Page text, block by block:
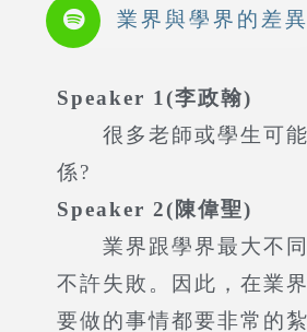
業界與學界的差異
Speaker 1(李政翰)
很多老師或學生可能
係?
Speaker 2(陳偉聖)
業界跟學界最大不同
不許失敗。因此，在業
要做的事情都要非常的紮